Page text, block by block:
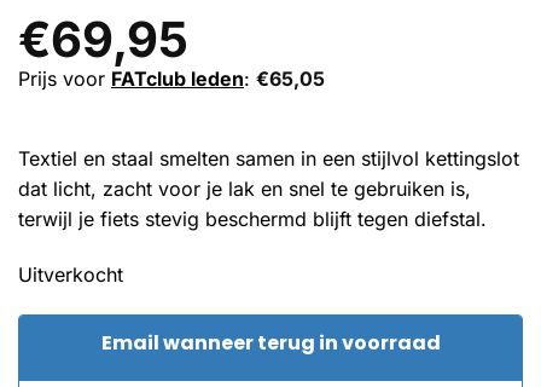
€69,95
Prijs voor FATclub leden: €65,05
Textiel en staal smelten samen in een stijlvol kettingslot
dat licht, zacht voor je lak en snel te gebruiken is,
terwijl je fiets stevig beschermd blijft tegen diefstal.
Uitverkocht
Email wanneer terug in voorraad